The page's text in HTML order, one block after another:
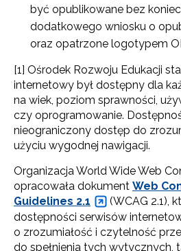
być opublikowane bez
dodatkowego wniosku o
oraz opatrzone logotypem
[1] Ośrodek Rozwoju Edukacji
internetowy był dostępny dla
na wiek, poziom sprawności,
czy oprogramowanie.
nieograniczony dostęp do
użyciu wygodnej nawigacji.
Organizacja World Wide Web
opracowała dokument Web
Guidelines 2.1
(WCAG 2.1),
dostępności serwisów
o zrozumiałość i czytelność
do spełnienia tych wytycznych,